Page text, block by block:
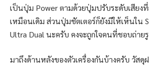
เป็นปุ่ม Power ตามด้วยปุ่มปรับระดับเสียงที่
เหมือนเดิม ส่วนปุ่มชัตเตอร์ก็ยังมีให้เห็นใน
Ultra Dual นะครับ คงจะถูกใจคนที่ชอบถ่าย
มาถึงด้านหลังของตัวเครื่องกันบ้างครับ วัสดุ